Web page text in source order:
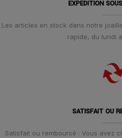
EXPÉDITION
Les articles en stock dans notre
rapide, du lundi
SATISFAIT OU
Satisfait ou remboursé : Vous avez